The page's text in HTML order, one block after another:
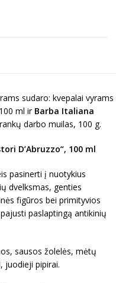
sudaro: kvepalai vyrams
ml ir Barba Italiana
darbo muilas, 100 g.
D’Abruzzo“, 100 ml
pasinerti į nuotykius
dvelksmas, genties
figūros bei primityvios
paslaptingą antikinių
sausos žolelės, mėtų
juodieji pipirai.